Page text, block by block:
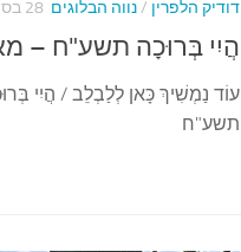
דודיק הלפרין /נווה הבלוגים 28 בספטמבר, 2017
הֲיִי בְּרוּכָה תשע"ח –
עוֹד נַמְשִׁיךְ כָּאן לְלַבְלֵב / הֲיִי
תשע"ח